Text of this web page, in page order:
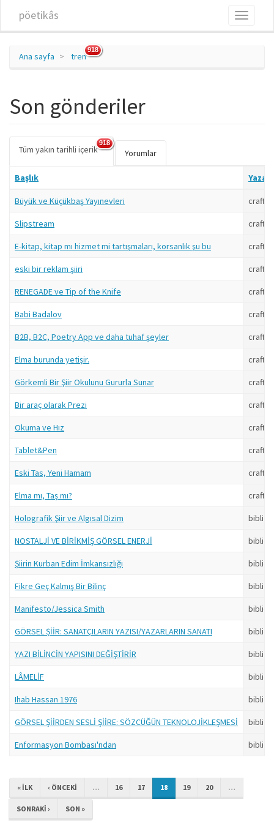
pöetikâs
Toggle
Ana sayfa tren
918
Son gönderiler
Birincil sekmeler
Tüm yakın tarihli içerik(etkin
918
Yorumlar
Başlık Yazar
Büyük ve Küçükbaş Yayınevleri craft
Slipstream craft
E-kitap, kitap mı hizmet mi tartışmaları, korsanlık şu bu craft
eski bir reklam şiiri craft
RENEGADE ve Tip of the Knife craft
Babi Badalov craft
B2B, B2C, Poetry App ve daha tuhaf şeyler craft
Elma burunda yetişir. craft
Görkemli Bir Şiir Okulunu Gururla Sunar craft
Bir araç olarak Prezi craft
Okuma ve Hız craft
Tablet&Pen craft
Eski Tas, Yeni Hamam craft
Elma mı, Taş mı? craft
Holografik Şiir ve Algısal Dizim
NOSTALJİ VE BİRİKMİŞ GÖRSEL ENERJİ
Şiirin Kurban Edim İmkansızlığı
Fikre Geç Kalmış Bir Bilinç
Manifesto/Jessica Smith
GÖRSEL ŞİİR: SANATÇILARIN YAZISI/YAZARLARIN SANATI
YAZI BİLİNCİN YAPISINI DEĞİŞTİRİR
LÂMELİF
Ihab Hassan 1976
GÖRSEL ŞİİRDEN SESLİ ŞİİRE: SÖZCÜĞÜN TEKNOLOJİKLEŞMESİ
Enformasyon Bombası'ndan
« ILK ‹ ÖNCEKI … 16 17 18 19 20 …
SONRAKI › SON »